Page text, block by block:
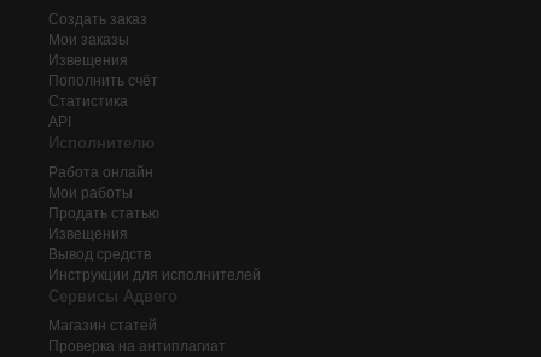
Создать заказ
Мои заказы
Извещения
Пополнить счёт
Статистика
API
Исполнителю
Работа онлайн
Мои работы
Продать статью
Извещения
Вывод средств
Инструкции для исполнителей
Сервисы Адвего
Магазин статей
Проверка на антиплагиат